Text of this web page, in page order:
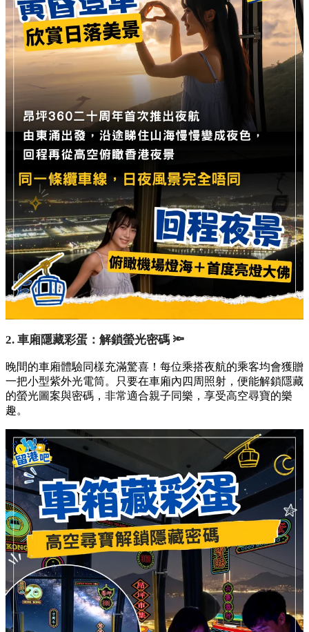
2. 車廂隱藏彩蛋：解鎖螢光密碼 🔦
晚間的車廂體驗同樣充滿驚喜！每位乘搭夜航的乘客均會獲贈
一把小型紫外光電筒。只要在車廂內四周照射，便能解鎖隱藏
的螢光圖案與密碼，非常適合親子同樂，享受高空尋寶的樂
趣。